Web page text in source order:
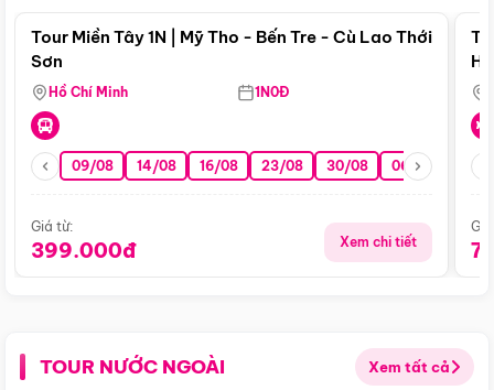
Tour Miền Tây 1N | Mỹ Tho - Bến Tre - Cù Lao Thới
Sơn
Hồ Chí Minh 1N0Đ
09/08 14/08 16/08 23/08 30/08 06/09 13/09
Giá từ:
399.000đ Xem chi tiết
TOUR NƯỚC NGOÀI Xem tất cả
Điểm nổi bật